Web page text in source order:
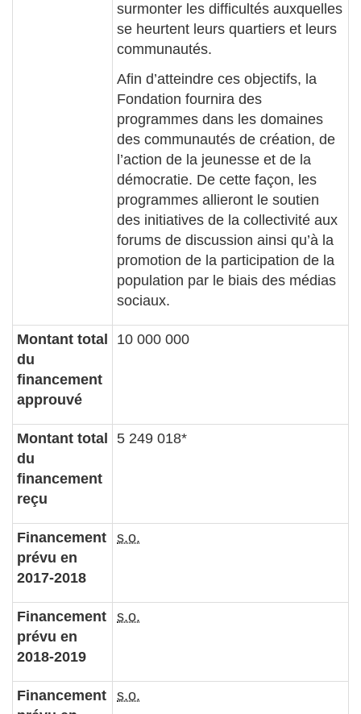
surmonter les difficultés auxquelles
se heurtent leurs quartiers et leurs
communautés.
Afin d’atteindre ces objectifs, la
Fondation fournira des
programmes dans les domaines
des communautés de création, de
l’action de la jeunesse et de la
démocratie. De cette façon, les
programmes allieront le soutien
des initiatives de la collectivité aux
forums de discussion ainsi qu’à la
promotion de la participation de la
population par le biais des médias
sociaux.
Montant total
du
financement
approuvé
10 000 000
Montant total
du
financement
reçu
5 249 018*
Financement
prévu en
2017-2018
s.o.
Financement
prévu en
2018-2019
s.o.
Financement
s.o.